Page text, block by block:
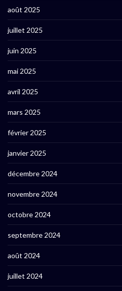
août 2025
juillet 2025
juin 2025
mai 2025
avril 2025
mars 2025
février 2025
janvier 2025
décembre 2024
novembre 2024
octobre 2024
septembre 2024
août 2024
juillet 2024